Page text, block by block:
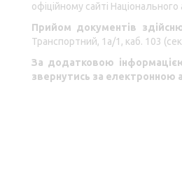
офіційному сайті
Прийом документів
Транспортний, 1а/1, каб. 103
За додатковою
звернутись за електронною